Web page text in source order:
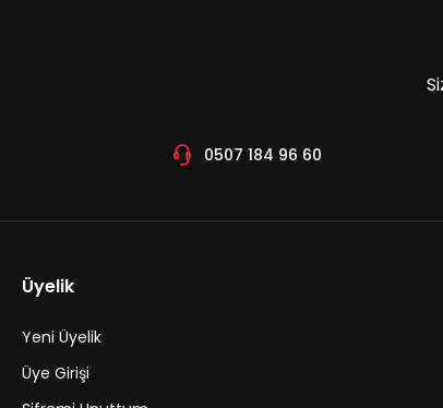
0507 184 96 60
Üyelik
Yeni Üyelik
Üye Girişi